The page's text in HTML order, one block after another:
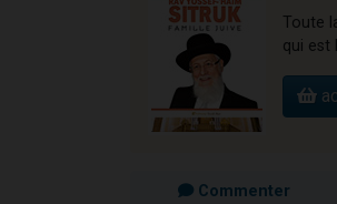
Toute
qui est
Commenter